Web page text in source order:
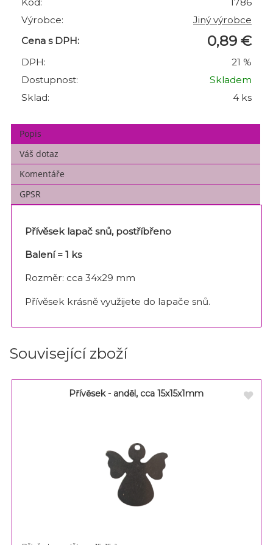
Výrobce:
Jiný výrobce
Cena s DPH:
0,89 €
DPH:
21 %
Dostupnost:
Skladem
Sklad:
4 ks
Popis
Váš dotaz
Komentáře
GPSR
Přívěsek lapač snů, postříbřeno
Balení = 1 ks
Rozměr: cca 34x29 mm
Přívěsek krásně využijete do lapače snů.
Související zboží
Přívěsek - anděl, cca 15x15x1mm